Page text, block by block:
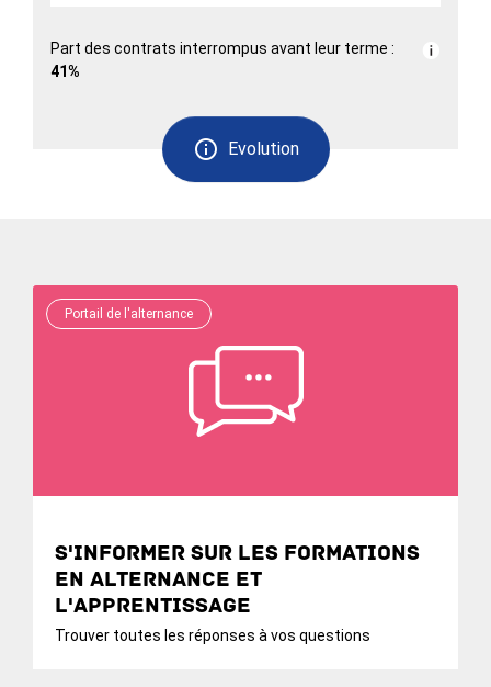
Evolution
Part des contrats interrompus avant leur terme :
41%
Portail de l'alternance
S'informer sur les formations
en alternance et
l'apprentissage
Trouver toutes les réponses à vos questions